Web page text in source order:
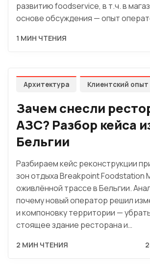
развитию foodservice, в т.ч. в
основе обсуждения — опыт
1 МИН ЧТЕНИЯ
Архитектура Клиентский опыт
Зачем снесли
АЗС? Разбор кейса
Бельгии
Разбираем кейс реконструкции
зон отдыха Breakpoint Foodstation
оживлённой трассе в Бельгии.
почему новый оператор решил
и компоновку территории —
стоящее здание ресторана и…
2 МИН ЧТЕНИЯ